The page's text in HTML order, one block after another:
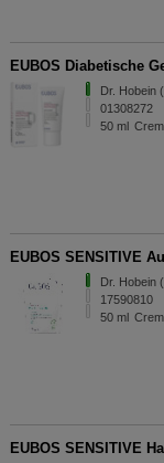
EUBOS Diabetische
Dr. Hobein
01308272
50 ml
EUBOS SENSITIVE
Dr. Hobein
17590810
50 ml
EUBOS SENSITIVE